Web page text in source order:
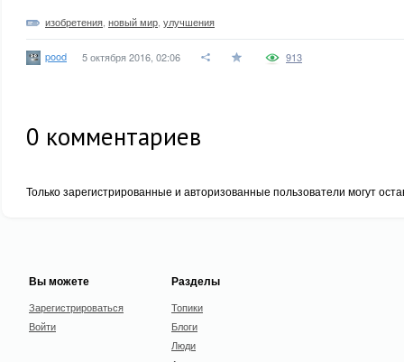
изобретения новый мир улучшения
pood 5 октября 2016, 02:06 913
0 комментариев
Только зарегистрированные и авторизованные пользователи могут
Вы можете
Зарегистрироваться
Войти
Разделы
Топики
Блоги
Люди